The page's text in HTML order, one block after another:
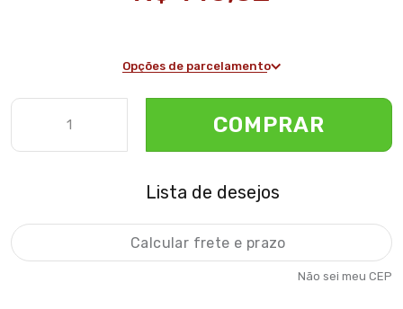
Opções de parcelamento
COMPRAR
Lista de desejos
Não sei meu CEP